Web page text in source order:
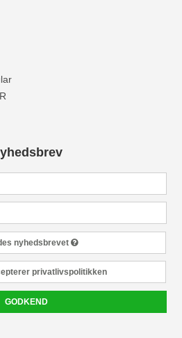
nyhedsbrevet
privatlivspolitikken
GODKEND